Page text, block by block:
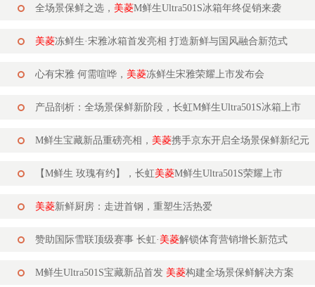
全场景保鲜之选， 美菱M鲜生Ultra501S冰箱年终促销来袭
美菱冻鲜生·宋雅冰箱首发亮相 打造新鲜与国风融合新范式
心有宋雅 何需喧哗， 美菱冻鲜生宋雅荣耀上市发布会
产品剖析：全场景保鲜新阶段，长虹M鲜生Ultra501S冰箱上市
M鲜生宝藏新品重磅亮相， 美菱携手京东开启全场景保鲜新纪元
【M鲜生 玫瑰有约】，长虹美菱M鲜生Ultra501S荣耀上市
美菱新鲜厨房：走进首钢，重塑生活热爱
赞助国际雪联顶级赛事 长虹· 美菱解锁体育营销增长新范式
M鲜生Ultra501S宝藏新品首发 美菱构建全场景保鲜解决方案